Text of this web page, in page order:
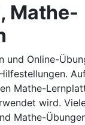
Mathe-
und Online-
Mathe-
wird.
Mathe-